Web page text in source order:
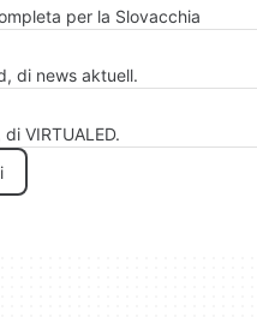
per la Slovacchia
di news aktuell.
VIRTUALED.